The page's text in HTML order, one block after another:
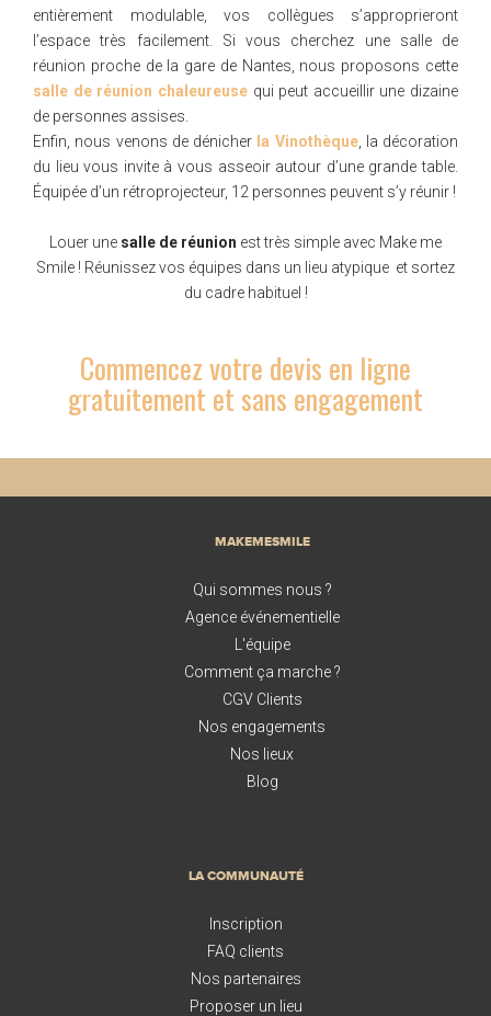
entièrement modulable, vos collègues s’approprieront
l’espace très facilement. Si vous cherchez une salle de
réunion proche de la gare de Nantes, nous proposons cette
salle de réunion chaleureuse qui peut accueillir une dizaine
de personnes assises.
Enfin, nous venons de dénicher la Vinothèque, la décoration
du lieu vous invite à vous asseoir autour d’une grande table.
Équipée d’un rétroprojecteur, 12 personnes peuvent s’y réunir !
Louer une salle de réunion est très simple avec Make me
Smile ! Réunissez vos équipes dans un lieu atypique et sortez
du cadre habituel !
Commencez votre devis en ligne
gratuitement et sans engagement
MAKEMESMILE
Qui sommes nous ?
Agence événementielle
L'équipe
Comment ça marche ?
CGV Clients
Nos engagements
Nos lieux
Blog
LA COMMUNAUTÉ
Inscription
FAQ clients
Nos partenaires
Proposer un lieu